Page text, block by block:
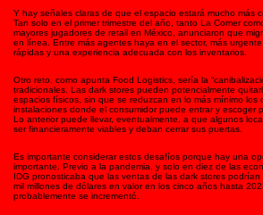
Y hay señales claras de que el espacio estará mucho más
Tan solo en el primer trimestre del año, tanto La Comer
mayores jugadores de retail en México, anunciaron que
en línea. Entre más agentes haya en el sector, más
rápidas y una experiencia adecuada con los inventarios.
Otro reto, como apunta Food Logistics, sería la
tradicionales. Las dark stores pueden potencialmente
espacios físicos, sin que se reduzcan en lo más mínimo los
instalaciones donde el consumidor puede entrar y escoger
Lo anterior puede llevar, eventualmente, a que algunos
ser financieramente viables y deban cerrar sus puertas.
Es importante considerar estos desafíos porque hay una
importante. Previo a la pandemia, y solo en diez de las
IDG pronosticaba que las ventas de las dark stores podrían
mil millones de dólares en valor en los cinco años hasta
probablemente se incrementó.